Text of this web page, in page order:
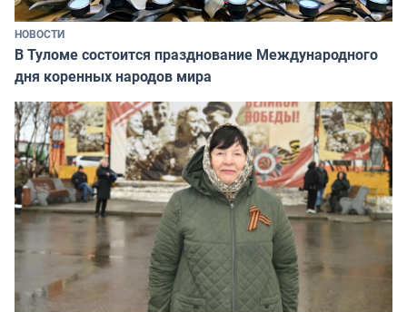
НОВОСТИ
В Туломе состоится празднование Международного
дня коренных народов мира